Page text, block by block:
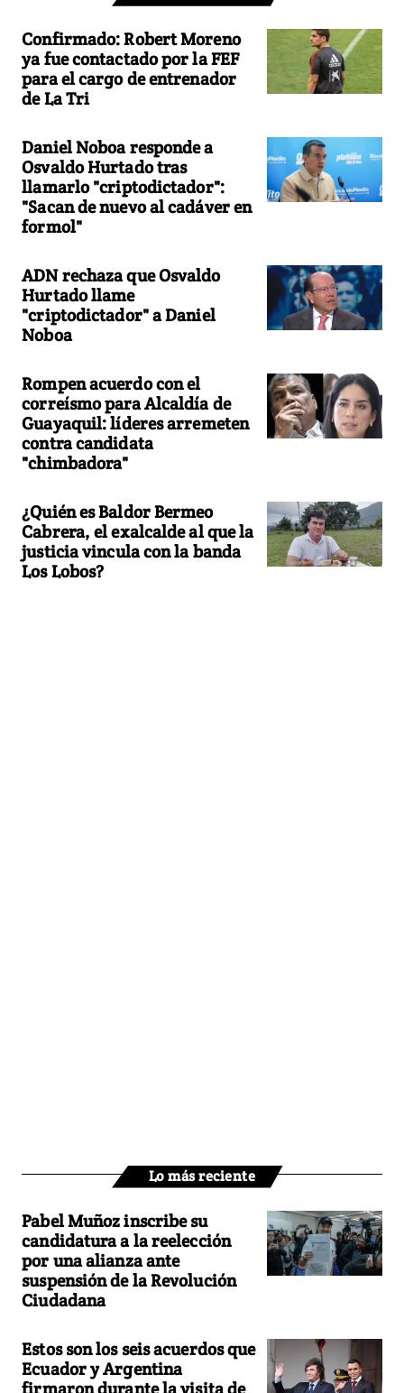
Confirmado: Robert Moreno
ya fue contactado por la FEF
para el cargo de entrenador
de La Tri
Daniel Noboa responde a
Osvaldo Hurtado tras
llamarlo "criptodictador":
"Sacan de nuevo al cadáver en
formol"
ADN rechaza que Osvaldo
Hurtado llame
"criptodictador" a Daniel
Noboa
Rompen acuerdo con el
correísmo para Alcaldía de
Guayaquil: líderes arremeten
contra candidata
"chimbadora"
¿Quién es Baldor Bermeo
Cabrera, el exalcalde al que la
justicia vincula con la banda
Los Lobos?
Lo más reciente
Pabel Muñoz inscribe su
candidatura a la reelección
por una alianza ante
suspensión de la Revolución
Ciudadana
Estos son los seis acuerdos que
Ecuador y Argentina
firmaron durante la visita de